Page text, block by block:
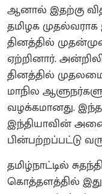
ஆனால் இதற்கு
தமிழக முதல்வராக
தினத்தில்
ஏற்றினார்.
தினத்தில்
மாநில
வழக்கமானது.
இந்தியாவின்
பின்பற்றப்பட்டு
தமிழ்நாட்டில்
கொத்தளத்தில்